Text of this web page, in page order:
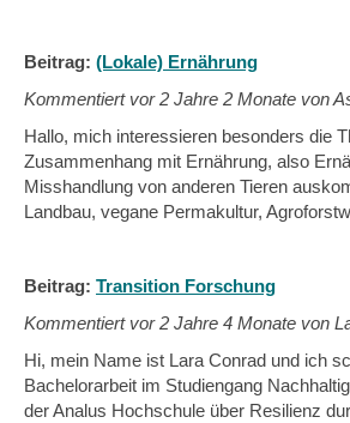
Beitrag: (Lokale) Ernährung
Kommentiert vor2 Jahre 2 Monate von
Hallo, mich interessieren besonders die
Zusammenhang mit Ernährung, also
Misshandlung von anderen Tieren
Landbau, vegane Permakultur,
Beitrag: Transition Forschung
Kommentiert vor2 Jahre 4 Monate von
Hi, mein Name ist Lara Conrad und ich
Bachelorarbeit im Studiengang
der Analus Hochschule über Resilienz